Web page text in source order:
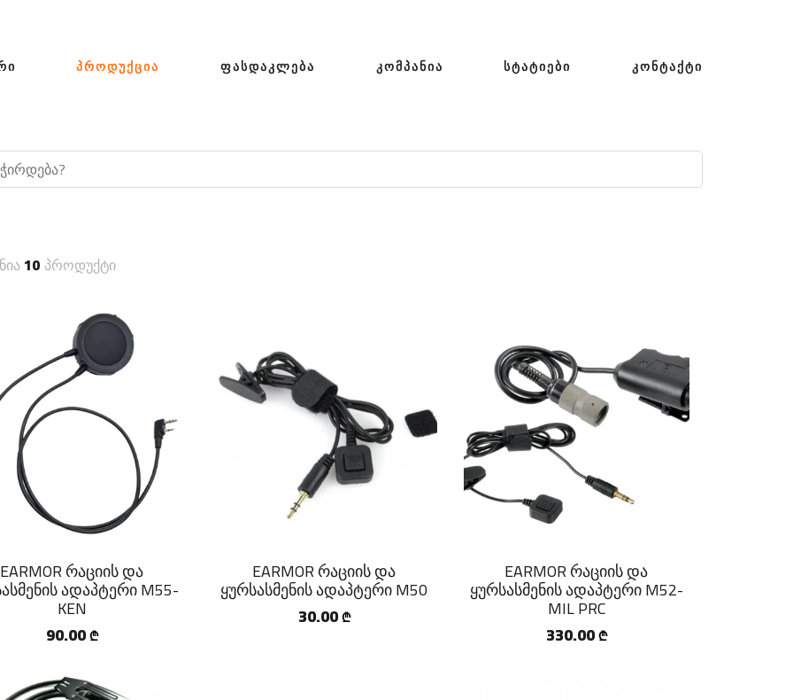
ᲞᲠᲝᲓᲣᲥᲪᲘᲐ ᲤᲐᲡᲓᲐᲙᲚᲔᲑᲐ ᲙᲝᲛᲞᲐᲜᲘᲐ ᲡᲢᲐᲢᲘᲔᲑᲘ ᲙᲝᲜᲢᲐᲥᲢᲘ
10 პროდუქტი
EARMOR რაციის და
ადაპტერი M55-
KEN
90.00 ₾
EARMOR რაციის და
ყურსასმენის ადაპტერი M50
30.00 ₾
EARMOR რაციის და
ყურსასმენის ადაპტერი M52-
MIL PRC
330.00 ₾